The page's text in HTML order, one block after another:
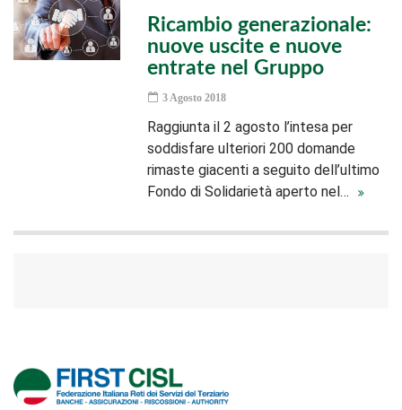
Ricambio generazionale:
nuove uscite e nuove
entrate nel Gruppo
3 Agosto 2018
Raggiunta il 2 agosto l’intesa per
soddisfare ulteriori 200 domande
rimaste giacenti a seguito dell’ultimo
Fondo di Solidarietà aperto nel…